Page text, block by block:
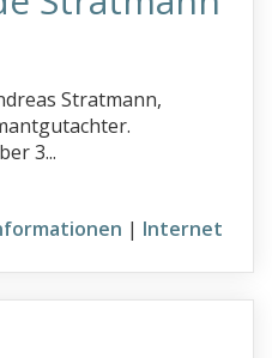
Stratmann,
3...
| Internet